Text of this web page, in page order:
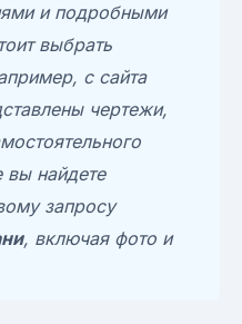
и подробными
выбрать
с сайта
чертежи,
вы найдете
запросу
, включая фото и